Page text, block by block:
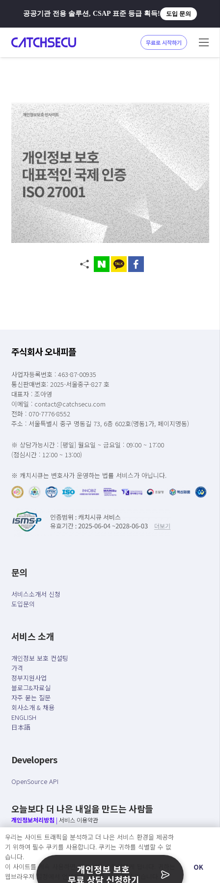
공공기관 전용 솔루션, CSAP 표준 등급 획득! 도입 문의
무료로 시작하기
주식회사 오내피플
사업자등록번호 : 463-87-00935
통신판매번호: 2025-서울중구-827 호
대표자 : 조아영
이메일 : contact@catchsecu.com
전화 : 070-7776-8552
주소 : 서울특별시 중구 명동길 73, 6층 602호(명동1가, 페이지명동)
※ 상담가능시간 : [평일] 월요일 ~ 금요일 : 09:00 ~ 17:00
(점심시간 : 12:00 ~ 13:00)
※ 캐치시큐는 변호사가 운영하는 법률 서비스가 아닙니다.
문의
서비스소개서 신청
도입문의
서비스 소개
개인정보 보호 컨설팅
가격
정부지원사업
블로그&자료실
자주 묻는 질문
회사소개 & 채용
ENGLISH
日本語
Developers
OpenSource API
오늘보다 더 나은 내일을 만드는 사람들
개인정보처리방침 | 서비스 이용약관
○ 개인정보보호 컴플라이언스를 선도하겠습니다.
○ 정보주체의 권리를 보장하겠습니다.
○ 기업의 개인정보보호를 위한 효율적 관리를 보장하겠습니다.
우리는 사이트 트래픽을 분석하고 더 나은 서비스 환경을 제공하
기 위하여 필수 쿠키를 사용합니다. 쿠키는 귀하를 식별할 수 없
습니다.
이 사이트를 계속 사용하면 쿠키 사용에 동의하게 됩니다. 귀하는
웹브라우져 설정에서 언제든지 쿠키를 삭제 할 수있습니다.
OK
개인정보 보호
무료 상담 신청하기